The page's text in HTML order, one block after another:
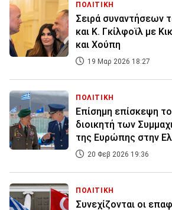
ΠΟΛΙΤΙΚΗ
Σειρά συναντήσεων
και Κ. Γκίλφοϊλ με
και Χούπη
19 Μαρ 2026 18:27
ΠΟΛΙΤΙΚΗ
Επίσημη επίσκεψη
διοικητή των
της Ευρώπης στην
20 Φεβ 2026 19:36
ΠΟΛΙΤΙΚΗ
Συνεχίζονται οι